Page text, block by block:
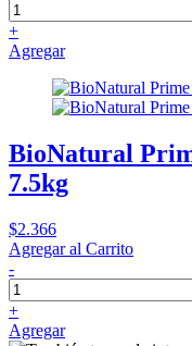
+
Agregar
BioNatural
7.5kg
$2.366
Agregar al Carrito
-
+
Agregar